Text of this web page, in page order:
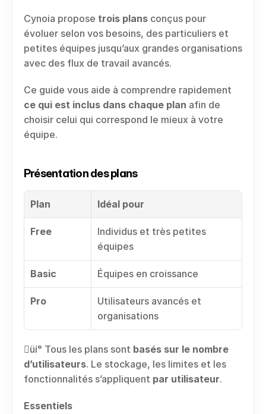
Cynoia propose trois plans conçus pour
évoluer selon vos besoins, des particuliers et
petites équipes jusqu’aux grandes organisations
avec des flux de travail avancés.
ce qui est inclus dans chaque plan afin de
choisir celui qui correspond le mieux à votre
équipe.
Présentation des plans
Plan Idéal pour
Free
Individus et très petites
équipes
Basic Équipes en croissance
Pro
Utilisateurs avancés et
organisations
üí° Tous les plans sont basés sur le nombre
d’utilisateurs. Le stockage, les limites et les
fonctionnalités s’appliquent par utilisateur.
Essentiels